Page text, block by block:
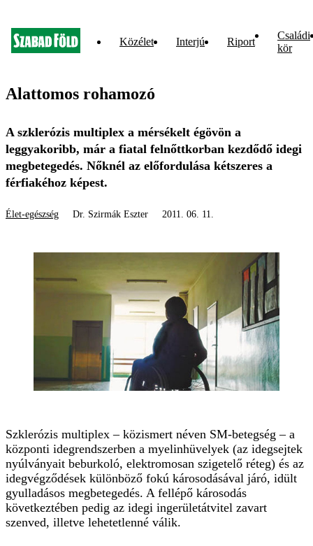
Közélet Interjú Riport
Családi
kör
Alattomos rohamozó
A szklerózis multiplex a mérsékelt égövön a
leggyakoribb, már a fiatal felnőttkorban kezdődő idegi
megbetegedés. Nőknél az előfordulása kétszeres a
férfiakéhoz képest.
Élet-egészség Dr. Szirmák Eszter 2011. 06. 11.
Szklerózis multiplex – közismert néven SM-betegség – a
központi idegrendszerben a myelinhü­velyek (az idegsejtek
nyúlványait beburkoló, elektromosan szigetelő réteg) és az
idegvégződések különböző fokú károsodásával járó, idült
gyulladásos megbetegedés. A fellépő károsodás
következtében pedig az idegi ingerületátvitel zavart
szenved, illetve lehetetlenné válik.